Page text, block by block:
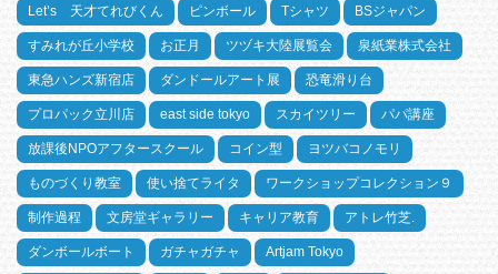
Let’s 天才てれびくん ピンボール Tシャツ BSジャパン
すみれが丘小学校 お正月 ツヅキ大陸展覧会 泉紙業株式会社
東急ハンズ新宿店 ダンドールアート展 恐竜滑り台
プロパック立川店 east side tokyo スカイツリー パパ講座
放課後NPOアフタースクール コイン型 ヨツバコノモリ
ものづくり教室 使い捨てライタ ワークショップコレクション９
制作過程 文房堂ギャラリー キャリア教育 アトレ竹芝.
ダンボールボート ガチャガチャ Artjam Tokyo